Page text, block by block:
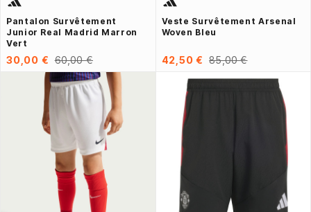
Pantalon Survêtement
Junior Real Madrid Marron
Vert
30,00 € 60,00 €
Veste Survêtement Arsenal
Woven Bleu
42,50 € 85,00 €